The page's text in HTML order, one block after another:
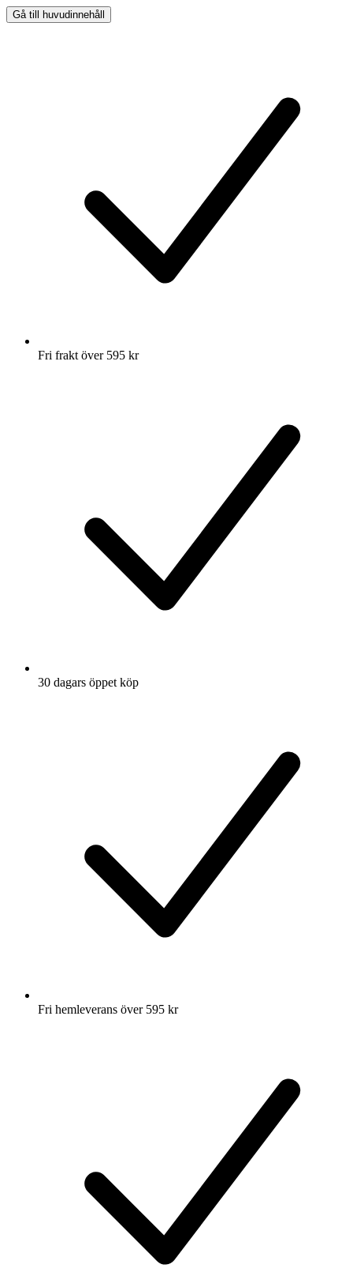
Gå till huvudinnehåll
Fri frakt över 595 kr
30 dagars öppet köp
Fri hemleverans över 595 kr